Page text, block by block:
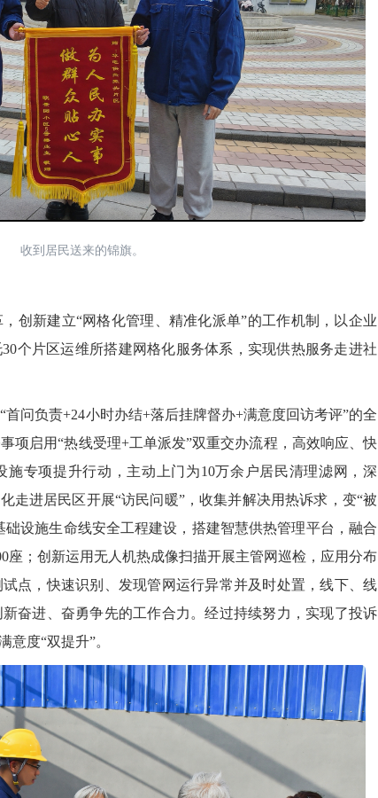
收到居民送来的锦旗。
创新建立“网格化管理、精准化派单”的工作机制，以企业
个片区运维所搭建网格化服务体系，实现供热服务走进社
“首问负责+24小时办结+落后挂牌督办+满意度回访考评”的全
项启用“热线受理+工单派发”双重交办流程，高效响应、快
施专项提升行动 ，主动上门为10万余户居民清理滤网，深
走进居民区开展“访民问暖”，收集并解决用热诉求，变“被
础设施生命线安全工程建设，搭建智慧供热管理平台，融合
座；创新运用无人机热成像扫描开展主管网巡检，应用分布
点，快速识别、发现管网运行异常并及时处置，线下、线
奋进、奋勇争先的工作合力。经过持续努力，实现了投诉
意度“双提升”。